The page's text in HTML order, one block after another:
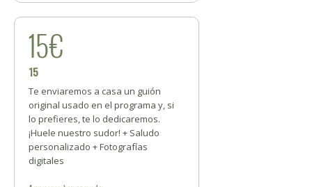
15€
15
Te enviaremos a casa un guión
original usado en el programa y, si
lo prefieres, te lo dedicaremos.
¡Huele nuestro sudor! + Saludo
personalizado + Fotografías
digitales